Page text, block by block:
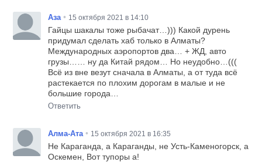
Аза • 15 октября 2021 в 14:10
Гайцы шакалы тоже рыбачат…))) Какой дурень
придумал сделать хаб только в Алматы?
Международных аэропортов два… + ЖД, авто
грузы…… ну да Китай рядом… Но неудобно…(((
Всё из вне везут сначала в Алматы, а от туда всё
растекается по плохим дорогам в малые и не
большие города…
Ответить
Алма-Ата • 15 октября 2021 в 16:35
Не Караганда, а Караганды, не Усть-Каменогорск, а
Оскемен, Вот тупоры а!